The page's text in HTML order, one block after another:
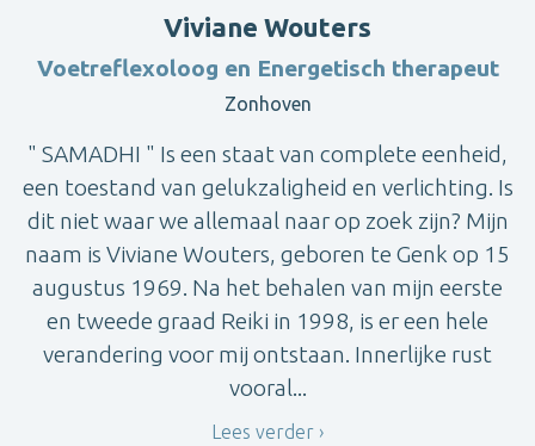
Viviane Wouters
Voetreflexoloog en Energetisch therapeut
Zonhoven
" SAMADHI " Is een staat van complete eenheid,
een toestand van gelukzaligheid en verlichting. Is
dit niet waar we allemaal naar op zoek zijn? Mijn
naam is Viviane Wouters, geboren te Genk op 15
augustus 1969. Na het behalen van mijn eerste
en tweede graad Reiki in 1998, is er een hele
verandering voor mij ontstaan. Innerlijke rust
vooral...
Lees verder